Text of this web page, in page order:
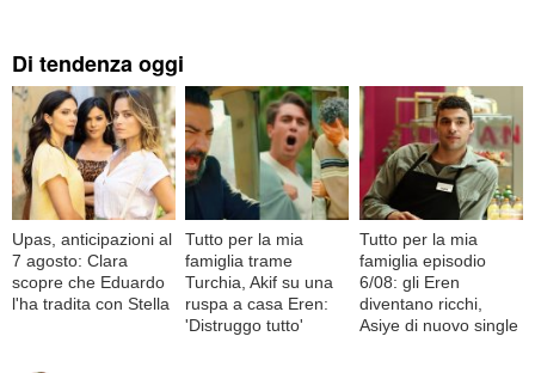
Di tendenza oggi
Upas, anticipazioni al
7 agosto: Clara
scopre che Eduardo
l'ha tradita con Stella
Tutto per la mia
famiglia trame
Turchia, Akif su una
ruspa a casa Eren:
'Distruggo tutto'
Tutto per la mia
famiglia episodio
6/08: gli Eren
diventano ricchi,
Asiye di nuovo single